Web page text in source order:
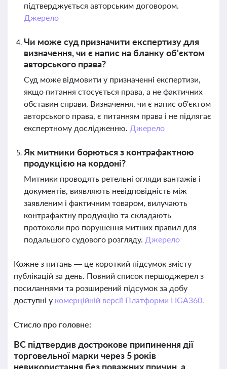
підтверджується авторським договором.
Джерело
Чи може суд призначити експертизу для
визначення, чи є напис на бланку об'єктом
авторського права?
Суд може відмовити у призначенні експертизи,
якщо питання стосується права, а не фактичних
обставин справи. Визначення, чи є напис об'єктом
авторського права, є питанням права і не підлягає
експертному дослідженню. Джерело
Як митники борються з контрафактною
продукцією на кордоні?
Митники проводять ретельні огляди вантажів і
документів, виявляють невідповідність між
заявленим і фактичним товаром, вилучають
контрафактну продукцію та складають
протоколи про порушення митних правил для
подальшого судового розгляду. Джерело
Кожне з питань — це короткий підсумок змісту
публікацій за день. Повний список першоджерел з
посиланнями та розширений підсумок за добу
доступні у комерційній версії Платформи LIGA360.
Стисло про головне:
ВС підтвердив дострокове припинення дії
торговельної марки через 5 років
невикористання без поважних причин, а